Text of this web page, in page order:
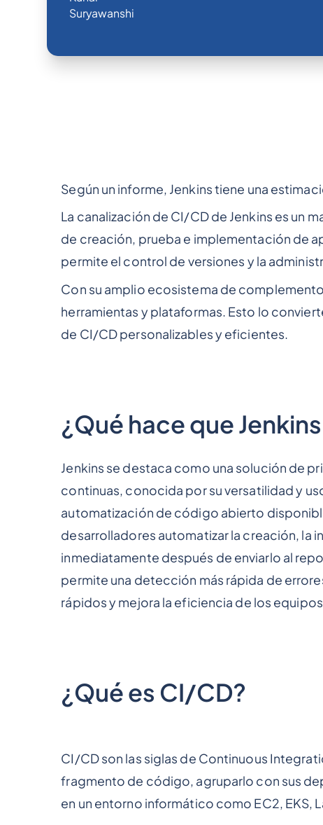
Según un informe, Jenkins tiene una
La canalización de CI/CD de Jenkins es un
de creación, prueba e implementación de
permite el control de versiones y la
Con su amplio ecosistema de
herramientas y plataformas. Esto lo
de CI/CD personalizables y eficientes.
¿Qué hace que
Jenkins se destaca como una solución de
continuas, conocida por su versatilidad y
automatización de código abierto
desarrolladores automatizar la creación, la
inmediatamente después de enviarlo al
permite una detección más rápida de
rápidos y mejora la eficiencia de los
¿Qué es CI/CD?
CI/CD son las siglas de Continuous
fragmento de código, agruparlo con sus
en un entorno informático como EC2, EKS,